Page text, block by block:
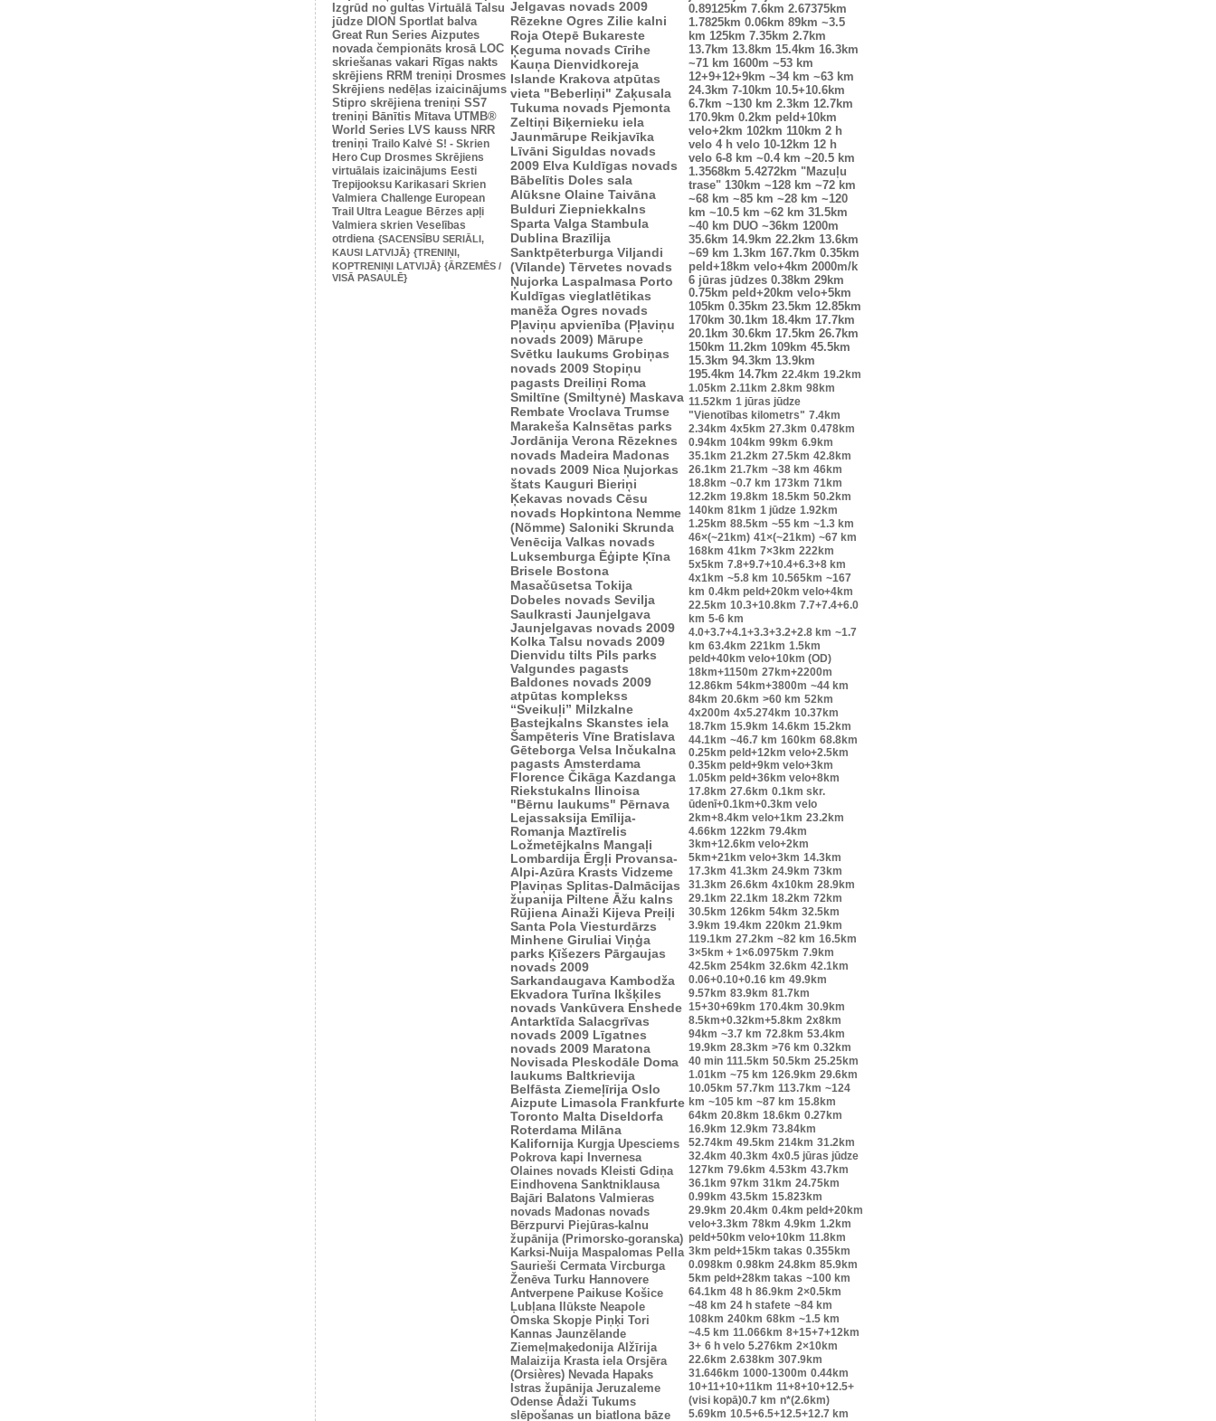
Izgrūd no gultas Virtuālā Talsu
jūdze DION Sportlat balva
Great Run Series Aizputes
novada čempionāts krosā LOC
skriešanas vakari Rīgas nakts
skrējiens RRM treniņi Drosmes
Skrējiens nedēļas izaicinājums
Stipro skrējiena treniņi SS7
treniņi Bānītis Mītava UTMB®
World Series LVS kauss NRR
treniņi Trailo Kalvė S! - Skrien
Hero Cup Drosmes Skrējiens
virtuālais izaicinājums Eesti
Trepijooksu Karikasari Skrien
Valmiera Challenge European
Trail Ultra League Bērzes apļi
Valmiera skrien Veselības
otrdiena {SACENSĪBU SERIĀLI,
KAUSI LATVIJĀ} {TRENIŅI,
KOPTRENIŅI LATVIJĀ} {ĀRZEMĒS /
VISĀ PASAULĒ}
Jelgavas novads 2009
Rēzekne Ogres Zilie kalni
Roja Otepē Bukareste
Ķeguma novads Cīrihe
Kauņa Dienvidkoreja
Islande Krakova atpūtas
vieta "Beberliņi" Zaķusala
Tukuma novads Pjemonta
Zeltiņi Biķernieku iela
Jaunmārupe Reikjavīka
Līvāni Siguldas novads
2009 Elva Kuldīgas novads
Bābelītis Doles sala
Alūksne Olaine Taivāna
Bulduri Ziepniekkalns
Sparta Valga Stambula
Dublina Brazīlija
Sanktpēterburga Viljandi
(Vīlande) Tērvetes novads
Ņujorka Laspalmasa Porto
Kuldīgas vieglatlētikas
manēža Ogres novads
Pļaviņu apvienība (Pļaviņu
novads 2009) Mārupe
Svētku laukums Grobiņas
novads 2009 Stopiņu
pagasts Dreiliņi Roma
Smiltīne (Smiltynė) Maskava
Rembate Vroclava Trumse
Marakeša Kalnsētas parks
Jordānija Verona Rēzeknes
novads Madeira Madonas
novads 2009 Nica Ņujorkas
štats Kauguri Bieriņi
Ķekavas novads Cēsu
novads Hopkintona Nemme
(Nõmme) Saloniki Skrunda
Venēcija Valkas novads
Luksemburga Ēģipte Ķīna
Brisele Bostona
Masačūsetsa Tokija
Dobeles novads Sevilja
Saulkrasti Jaunjelgava
Jaunjelgavas novads 2009
Kolka Talsu novads 2009
Dienvidu tilts Pils parks
Valgundes pagasts
Baldones novads 2009
atpūtas komplekss
“Sveikuļi” Milzkalne
Bastejkalns Skanstes iela
Šampēteris Vīne Bratislava
Gēteborga Velsa Inčukalna
pagasts Amsterdama
Florence Čikāga Kazdanga
Riekstukalns Ilinoisa
"Bērnu laukums" Pērnava
Lejassaksija Emīlija-
Romanja Maztīrelis
Ložmetējkalns Mangaļi
Lombardija Ērgļi Provansa-
Alpi-Azūra Krasts Vidzeme
Pļaviņas Splitas-Dalmācijas
županija Piltene Āžu kalns
Rūjiena Ainaži Kijeva Preiļi
Santa Pola Viesturdārzs
Minhene Giruliai Viņģa
parks Ķīšezers Pārgaujas
novads 2009
Sarkandaugava Kambodža
Ekvadora Turīna Ikšķiles
novads Vankūvera Enshede
Antarktīda Salacgrīvas
novads 2009 Līgatnes
novads 2009 Maratona
Novisada Pleskodāle Doma
laukums Baltkrievija
Belfāsta Ziemeļīrija Oslo
Aizpute Limasola Frankfurte
Toronto Malta Diseldorfa
Roterdama Milāna
Kalifornija Kurgja Upesciems
Pokrova kapi Invernesa
Olaines novads Kleisti Gdiņa
Eindhovena Sanktniklausa
Bajāri Balatons Valmieras
novads Madonas novads
Bērzpurvi Piejūras-kalnu
župānija (Primorsko-goranska)
Karksi-Nuija Maspalomas Pella
Saurieši Cermata Vircburga
Ženēva Turku Hannovere
Antverpene Paikuse Košice
Ļubļana Ilūkste Neapole
Omska Skopje Piņķi Tori
Kannas Jaunzēlande
Ziemeļmaķedonija Alžīrija
Malaizija Krasta iela Orsjēra
(Orsières) Nevada Hapaks
Istras župānija Jeruzaleme
Odense Ādaži Tukums
slēpošanas un biatlona bāze
0.89125km 7.6km 2.67375km
1.7825km 0.06km 89km ~3.5
km 125km 7.35km 2.7km
13.7km 13.8km 15.4km 16.3km
~71 km 1600m ~53 km
12+9+12+9km ~34 km ~63 km
24.3km 7-10km 10.5+10.6km
6.7km ~130 km 2.3km 12.7km
170.9km 0.2km peld+10km
velo+2km 102km 110km 2 h
velo 4 h velo 10-12km 12 h
velo 6-8 km ~0.4 km ~20.5 km
1.3568km 5.4272km "Mazuļu
trase" 130km ~128 km ~72 km
~68 km ~85 km ~28 km ~120
km ~10.5 km ~62 km 31.5km
~40 km DUO ~36km 1200m
35.6km 14.9km 22.2km 13.6km
~69 km 1.3km 167.7km 0.35km
peld+18km velo+4km 2000m/k
6 jūras jūdzes 0.38km 29km
0.75km peld+20km velo+5km
105km 0.35km 23.5km 12.85km
170km 30.1km 18.4km 17.7km
20.1km 30.6km 17.5km 26.7km
150km 11.2km 109km 45.5km
15.3km 94.3km 13.9km
195.4km 14.7km 22.4km 19.2km
1.05km 2.11km 2.8km 98km
11.52km 1 jūras jūdze
"Vienotības kilometrs" 7.4km
2.34km 4x5km 27.3km 0.478km
0.94km 104km 99km 6.9km
35.1km 21.2km 27.5km 42.8km
26.1km 21.7km ~38 km 46km
18.8km ~0.7 km 173km 71km
12.2km 19.8km 18.5km 50.2km
140km 81km 1 jūdze 1.92km
1.25km 88.5km ~55 km ~1.3 km
46×(~21km) 41×(~21km) ~67 km
168km 41km 7×3km 222km
5x5km 7.8+9.7+10.4+6.3+8 km
4x1km ~5.8 km 10.565km ~167
km 0.4km peld+20km velo+4km
22.5km 10.3+10.8km 7.7+7.4+6.0
km 5-6 km
4.0+3.7+4.1+3.3+3.2+2.8 km ~1.7
km 63.4km 221km 1.5km
peld+40km velo+10km (OD)
18km+1150m 27km+2200m
12.86km 54km+3800m ~44 km
84km 20.6km >60 km 52km
4x200m 4x5.274km 10.37km
18.7km 15.9km 14.6km 15.2km
44.1km ~46.7 km 160km 68.8km
0.25km peld+12km velo+2.5km
0.35km peld+9km velo+3km
1.05km peld+36km velo+8km
17.8km 27.6km 0.1km skr.
ūdenī+0.1km+0.3km velo
2km+8.4km velo+1km 23.2km
4.66km 122km 79.4km
3km+12.6km velo+2km
5km+21km velo+3km 14.3km
17.3km 41.3km 24.9km 73km
31.3km 26.6km 4x10km 28.9km
29.1km 22.1km 18.2km 72km
30.5km 126km 54km 32.5km
3.9km 19.4km 220km 21.9km
119.1km 27.2km ~82 km 16.5km
3×5km + 1×6.0975km 7.9km
42.5km 254km 32.6km 42.1km
0.06+0.10+0.16 km 49.9km
9.57km 83.9km 81.7km
15+30+69km 170.4km 30.9km
8.5km+0.32km+5.8km 2x8km
94km ~3.7 km 72.8km 53.4km
19.9km 28.3km >76 km 0.32km
40 min 111.5km 50.5km 25.25km
1.01km ~75 km 126.9km 29.6km
10.05km 57.7km 113.7km ~124
km ~105 km ~87 km 15.8km
64km 20.8km 18.6km 0.27km
16.9km 12.9km 73.84km
52.74km 49.5km 214km 31.2km
32.4km 40.3km 4x0.5 jūras jūdze
127km 79.6km 4.53km 43.7km
36.1km 97km 31km 24.75km
0.99km 43.5km 15.823km
29.9km 20.4km 0.4km peld+20km
velo+3.3km 78km 4.9km 1.2km
peld+50km velo+10km 11.8km
3km peld+15km takas 0.355km
0.098km 0.98km 24.8km 85.9km
5km peld+28km takas ~100 km
64.1km 48 h 86.9km 2×0.5km
~48 km 24 h stafete ~84 km
108km 240km 68km ~1.5 km
~4.5 km 11.066km 8+15+7+12km
3+ 6 h velo 5.276km 2×10km
22.6km 2.638km 307.9km
31.646km 1000-1300m 0.44km
10+11+10+11km 11+8+10+12.5+
(visi kopā)0.7 km n*(2.6km)
5.69km 10.5+6.5+12.5+12.7 km